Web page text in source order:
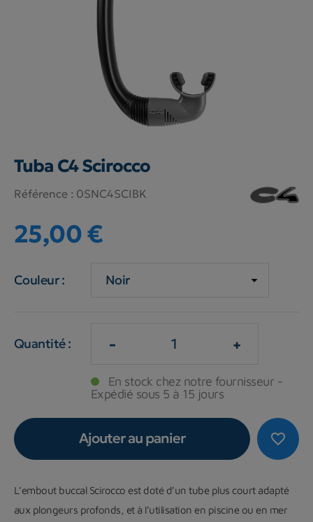
Tuba C4 Scirocco
Référence : 0SNC4SCIBK
25,00 €
Couleur :
Quantité : - +
En stock chez notre fournisseur -
Expédié sous 5 à 15 jours
favorite_border
Ajouter au panier
L’embout buccal Scirocco est doté d’un tube plus court adapté
aux plongeurs profonds, et à l’utilisation en piscine ou en mer